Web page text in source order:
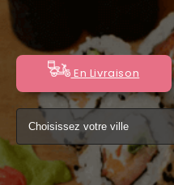
VOTRE COMPTE
NOTRE RESTAURANT
VOS AVIS
MENTIONS LÉGALES
C.G.V
En Livraison